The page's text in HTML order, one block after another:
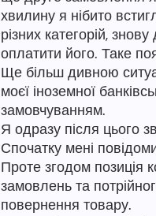
хвилину я нібито
різних категорій,
оплатити його. Таке
Ще більш дивною
моєї іноземної
замовчуванням.
Я одразу після цього
Спочатку мені
Проте згодом позиція
замовлень та
повернення товару.